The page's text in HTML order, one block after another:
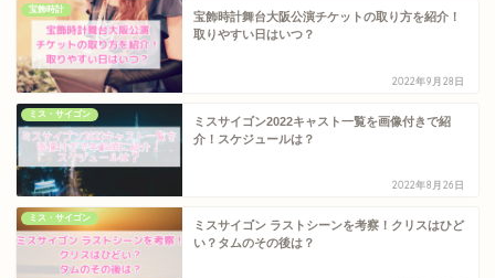
宝飾時計
宝飾時計舞台大阪公演チケットの取り方を紹介！
取りやすい日はいつ？
2022年9月28日
ミス・サイゴン
ミスサイゴン2022キャスト一覧を画像付きで紹
介！スケジュールは？
2022年8月26日
ミス・サイゴン
ミスサイゴン ラストシーンを考察！クリスはひど
い？タムのその後は？